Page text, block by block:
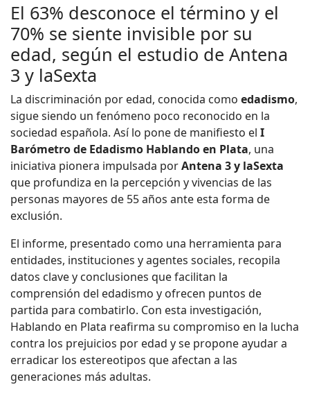
El 63% desconoce el término y el
70% se siente invisible por su
edad, según el estudio de Antena
3 y laSexta
La discriminación por edad, conocida como edadismo,
sigue siendo un fenómeno poco reconocido en la
sociedad española. Así lo pone de manifiesto el I
Barómetro de Edadismo Hablando en Plata, una
iniciativa pionera impulsada porAntena 3 y laSexta
que profundiza en la percepción y vivencias de las
personas mayores de 55 años ante esta forma de
exclusión.
El informe, presentado como una herramienta para
entidades, instituciones y agentes sociales, recopila
datos clave y conclusiones que facilitan la
comprensión del edadismo y ofrecen puntos de
partida para combatirlo. Con esta investigación,
Hablando en Plata reafirma su compromiso en la lucha
contra los prejuicios por edad y se propone ayudar a
erradicar los estereotipos que afectan a las
generaciones más adultas.